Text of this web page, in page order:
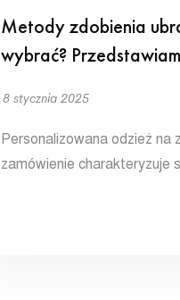
Metody zdobienia
wybrać?
8 stycznia 2025
Personalizowana odzież na
zamówienie charakteryzuje